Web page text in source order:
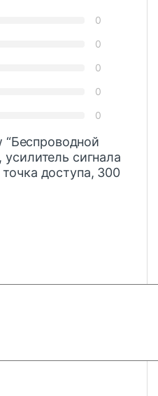
0
0
0
0
0
сигнала
доступа, 300